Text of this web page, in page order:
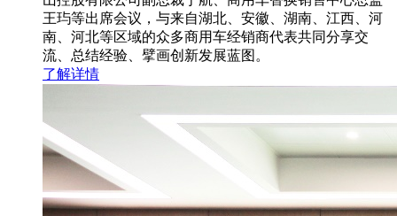
王玙等出席会议，与来自湖北、安徽、湖南、江西、河
南、河北等区域的众多商用车经销商代表共同分享交
流、总结经验、擘画创新发展蓝图。
了解详情